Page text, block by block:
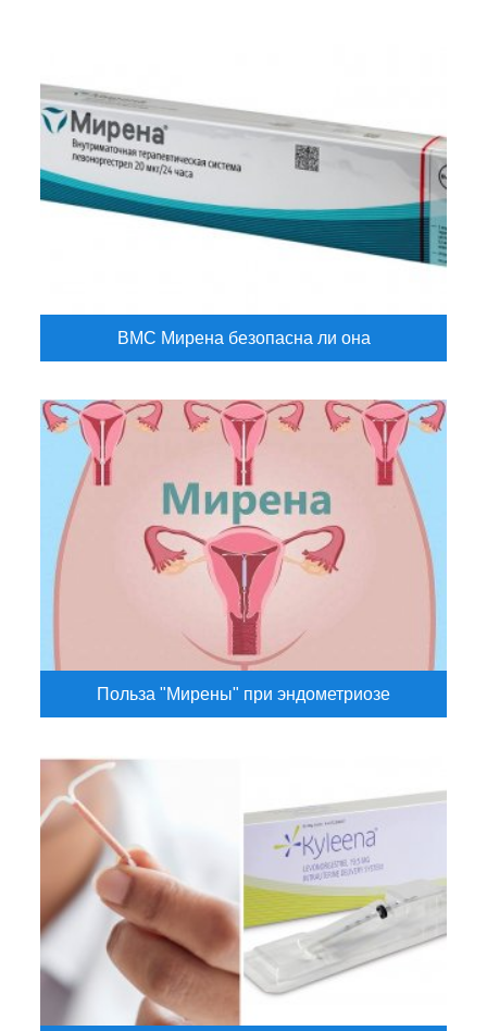
ВМС Мирена безопасна ли она
Польза "Мирены" при эндометриозе